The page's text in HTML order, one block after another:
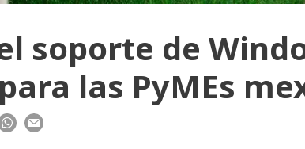
soporte de
las PyMEs